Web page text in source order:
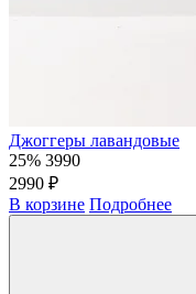
Джоггеры лавандовые
25% 3990
2990 ₽
В корзине Подробнее